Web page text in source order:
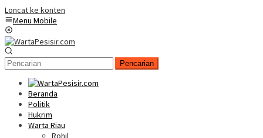
Loncat ke konten
Menu Mobile
Pencarian
Beranda
Politik
Hukrim
Warta Riau
Rohil